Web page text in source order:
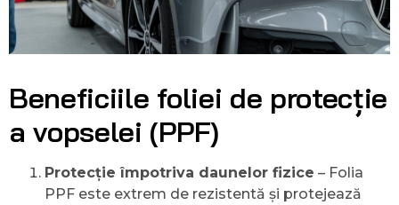
Beneficiile foliei de protecție
a vopselei (PPF)
Protecție împotriva daunelor fizice – Folia
PPF este extrem de rezistentă și protejează